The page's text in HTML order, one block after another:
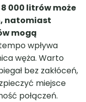
000 litrów może
natomiast
mogą
wpływa
węża. Warto
bez zakłóceń,
miejsce
połączeń.